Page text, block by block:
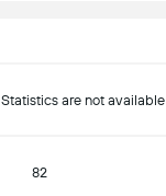
Statistics are not available
82